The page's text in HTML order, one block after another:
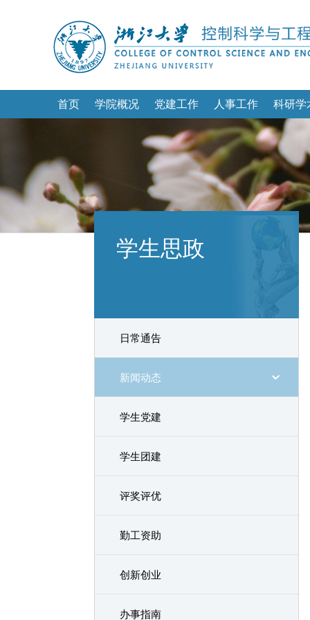
首页 学院概况 党建工作 人事工作 科研学
学生思政
日常通告
新闻动态
学生党建
学生团建
评奖评优
勤工资助
创新创业
办事指南